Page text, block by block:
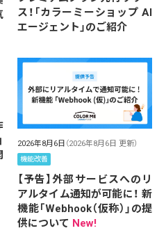
ス！「カラーミーショップ AI
エージェント」のご紹介
2026年8月6日 （2026年8月6日 更新）
機能改善
【予告】外部サービスへのリ
アルタイム通知が可能に！ 新
機能「Webhook（仮称）」の提
供について New!